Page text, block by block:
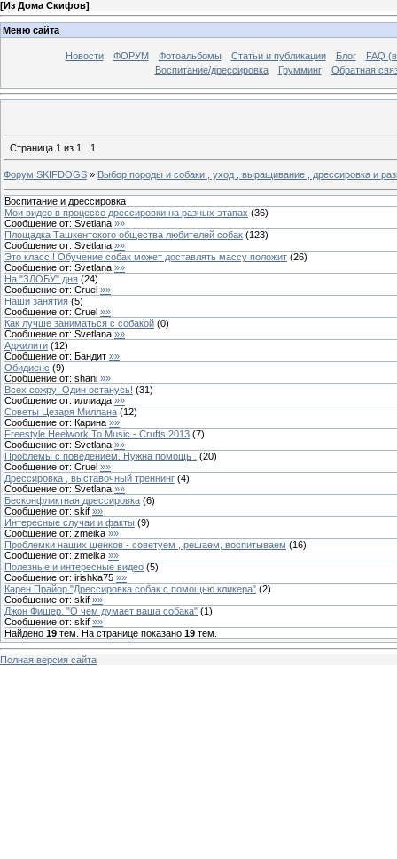
[Из Дома Скифов]
Меню сайта
Новости ФОРУМ Фотоальбомы Статьи и публикации Блог
FAQ
Воспитание/дрессировка
Грумминг Обратная
Страница 1 из 1 1
Форум SKIFDOGS » Выбор породы и собаки , уход , выращивание , дрессировка и
Воспитание и дрессировка
Мои видео в процессе дрессировки на разных этапах (36)
Сообщение от: Svetlana »»
Площадка Ташкентского общества любителей собак (123)
Сообщение от: Svetlana »»
Это класс ! Обучение собак может доставлять массу положит (26)
Сообщение от: Svetlana »»
На "ЗЛОБУ" дня (24)
Сообщение от: Cruel »»
Наши занятия (5)
Сообщение от: Cruel »»
Как лучше заниматься с собакой (0)
Сообщение от: Svetlana »»
Аджилити (12)
Сообщение от: Бандит »»
Обидиенс (9)
Сообщение от: shani »»
Всех сожру! Один останусь! (31 )
Сообщение от: иллиада »»
Советы Цезаря Миллана (12)
Сообщение от: Карина »»
Freestyle Heelwork To Music - Crufts 2013 (7)
Сообщение от: Svetlana »»
Проблемы с поведением. Нужна помощь .
(20)
Сообщение от: Cruel »»
Дрессировка , выставочный треннинг (4)
Сообщение от: Svetlana »»
Бесконфликтная дрессировка (6)
Сообщение от: skif »»
Интересные случаи и факты (9)
Сообщение от: zmeika »»
Проблемки наших щенков - советуем , решаем, воспитываем (16)
Сообщение от: zmeika »»
Полезные и интересные видео (5)
Сообщение от: irishka75 »»
Карен Прайор "Дрессировка собак с помощью кликера" (2)
Сообщение от: skif »»
Джон Фишер. "О чем думает ваша собака" (1 )
Сообщение от: skif »»
Найдено 19 тем. На странице показано 19 тем.
Полная версия сайта